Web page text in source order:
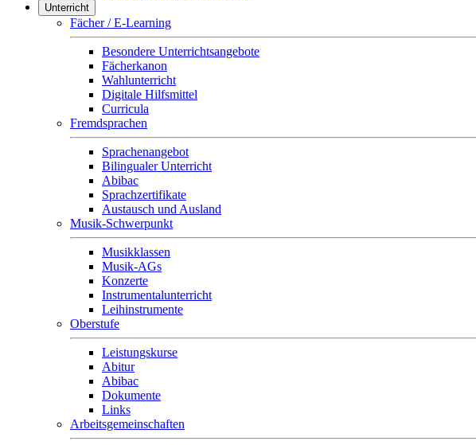
Unterricht
Fächer / E-Learning
Besondere Unterrichtsangebote
Fächerkanon
Wahlunterricht
Digitale Hilfsmittel
Curricula
Fremdsprachen
Sprachenangebot
Bilingualer Unterricht
Abibac
Sprachzertifikate
Austausch und Ausland
Musik-Schwerpunkt
Musikklassen
Musik-AGs
Konzerte
Instrumentalunterricht
Leihinstrumente
Oberstufe
Leistungskurse
Abitur
Abibac
Dokumente
Links
Arbeitsgemeinschaften